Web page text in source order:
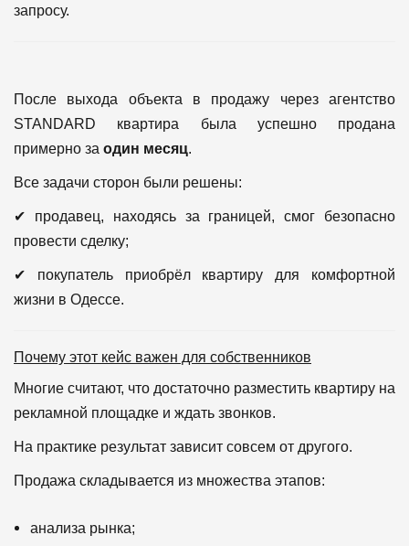
запросу.
После выхода объекта в продажу через агентство
STANDARD квартира была успешно продана
примерно за один месяц.
Все задачи сторон были решены:
✔ продавец, находясь за границей, смог безопасно
провести сделку;
✔ покупатель приобрёл квартиру для комфортной
жизни в Одессе.
Почему этот кейс важен для собственников
Многие считают, что достаточно разместить квартиру на
рекламной площадке и ждать звонков.
На практике результат зависит совсем от другого.
Продажа складывается из множества этапов:
анализа рынка;